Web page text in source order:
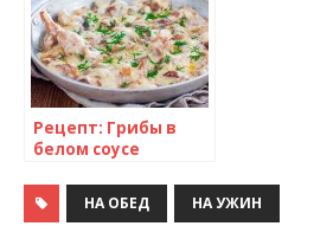
Рецепт: Грибы в
белом соусе
НА ОБЕД НА УЖИН